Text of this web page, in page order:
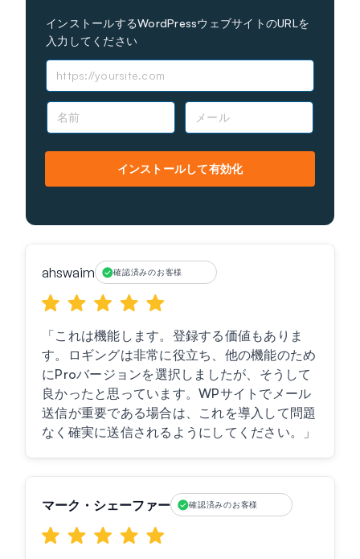
インストールするWordPressウェブサイトのURLを
入力してください
名
メ
*
インストールして有効化
ahswaim 確認済みのお客様
「これは機能します。登録する価値もありま
す。ロギングは非常に役立ち、他の機能のため
にProバージョンを選択しましたが、そうして
良かったと思っています。WPサイトでメール
送信が重要である場合は、これを導入して問題
なく確実に送信されるようにしてください。」
マーク・シェーファー 確認済みのお客様